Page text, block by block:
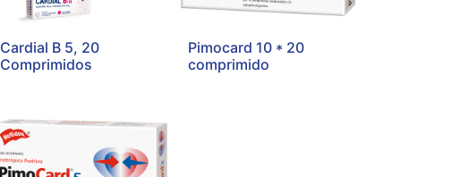
Cardial B 5, 20
Comprimidos
Pimocard 10 * 20
comprimido